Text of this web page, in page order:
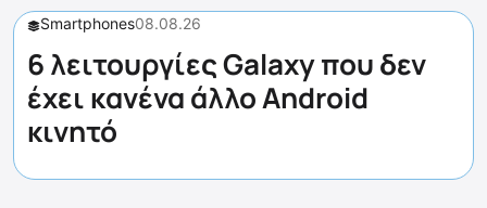
Smartphones08.08.26
6 λειτουργίες Galaxy που δεν
έχει κανένα άλλο Android
κινητό